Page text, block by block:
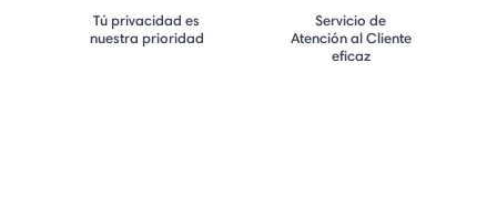
Tú privacidad es
nuestra prioridad
Servicio de
Atención al Cliente
eficaz